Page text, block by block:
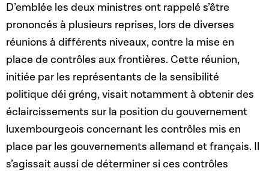
D’emblée les deux ministres ont rappelé s’être
prononcés à plusieurs reprises, lors de diverses
réunions à différents niveaux, contre la mise en
place de contrôles aux frontières. Cette réunion,
initiée par les représentants de la sensibilité
politique déi gréng, visait notamment à obtenir des
éclaircissements sur la position du gouvernement
luxembourgeois concernant les contrôles mis en
place par les gouvernements allemand et français. Il
s’agissait aussi de déterminer si ces contrôles